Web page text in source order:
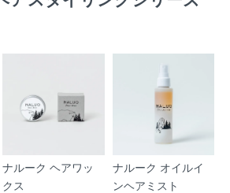
ナルーク ヘアワッ
クス
ナルーク オイルイ
ンヘアミスト